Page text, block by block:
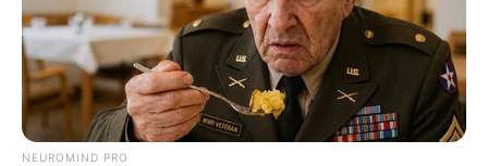
NEUROMIND PRO